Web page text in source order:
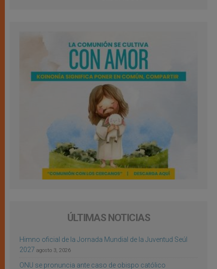
ÚLTIMAS NOTICIAS
Himno oficial de la Jornada Mundial de la Juventud Seúl
2027 agosto 3, 2026
ONU se pronuncia ante caso de obispo católico